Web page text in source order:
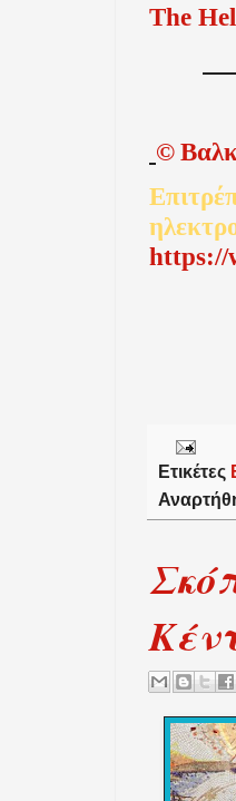
The
©
https://
Ετικέτες